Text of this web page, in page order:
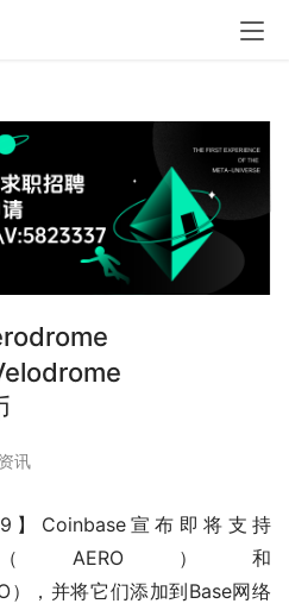
讯
】Coinbase宣布即将支持
（AERO）和
），并将它们添加到Base网络